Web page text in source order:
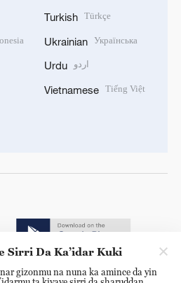
Turkish Türkçe
Ukrainian Українська
Urdu اردو
Vietnamese Tiếng Việt
Sirri Da Ka’idar Kuki
gizonmu na nuna ka amince da yin